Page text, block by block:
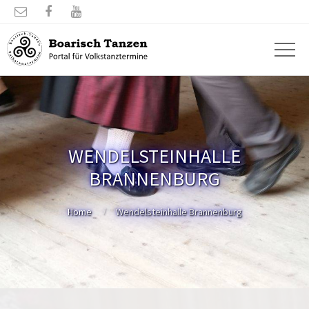
  
WENDELSTEINHALLE
BRANNENBURG
Home Wendelsteinhalle Brannenburg